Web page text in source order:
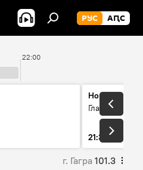
РУС АԤС
22:00
Новости
Главные темы
21:31 3 мин
г. Гагра 101.3